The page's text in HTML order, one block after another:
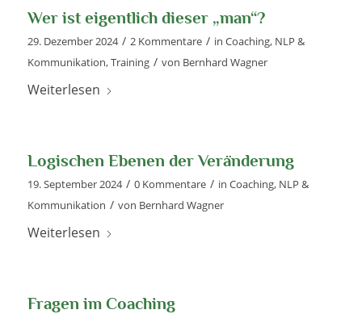
Wer ist eigentlich dieser „man“?
29. Dezember 2024 / 2 Kommentare / in Coaching, NLP &
Kommunikation,Training / von Bernhard Wagner
Weiterlesen
Logischen Ebenen der Veränderung
19. September 2024 / 0 Kommentare / in Coaching, NLP &
Kommunikation / von Bernhard Wagner
Weiterlesen
Fragen im Coaching